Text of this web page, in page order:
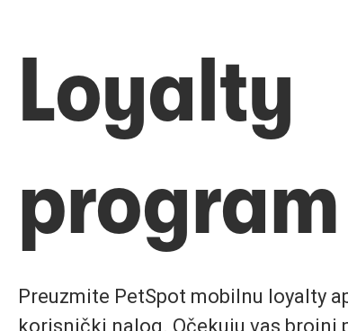
Loyalty
program
Preuzmite PetSpot mobilnu loyalty
korisnički nalog. Očekuju vas brojni